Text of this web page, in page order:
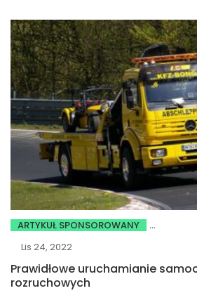
ARTYKUŁ SPONSOROWANY
Lis 24, 2022
Prawidłowe uruchamianie
rozruchowych